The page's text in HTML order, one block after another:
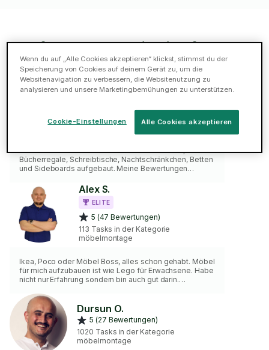
Empfohlene Tasker in Bielefeld
Daniel W.
511 Tasks in der Kategorie
möbelmontage
Als erfahrener Tasker habe viele PAX Schränke,
Bücherregale, Schreibtische, Nachtschränkchen, Betten
und Sideboards aufgebaut. Meine Bewertungen
eigenes Werkzeug sowie Erfahrung mit Produkten von
IKEA, Porta und Otto. Ich bringe ein Lächeln 😊, eine
positive Einstellung und (wenn du magst) coole Musik🎶
oder ein nettes Gespräch mit.
Alex S.
ELITE
5 (47 Bewertungen)
113 Tasks in der Kategorie
möbelmontage
Ikea, Poco oder Möbel Boss, alles schon gehabt. Möbel
für mich aufzubauen ist wie Lego für Erwachsene. Habe
nicht nur Erfahrung sondern bin auch gut darin.
Generationen eine Tradition
Dursun O.
5 (27 Bewertungen)
1020 Tasks in der Kategorie
möbelmontage
Wenn du auf „Alle Cookies akzeptieren“ klickst, stimmst du der
Speicherung von Cookies auf deinem Gerät zu, um die
Websitenavigation zu verbessern, die Websitenutzung zu
analysieren und unsere Marketingbemühungen zu unterstützen.
Alle Cookies akzeptieren
Cookie-Einstellungen